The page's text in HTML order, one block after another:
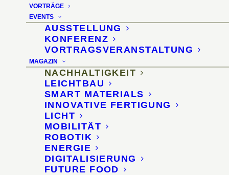
VORTRÄGE
EVENTS
AUSSTELLUNG
KONFERENZ
VORTRAGSVERANSTALTUNG
MAGAZIN
NACHHALTIGKEIT
LEICHTBAU
SMART MATERIALS
INNOVATIVE FERTIGUNG
LICHT
MOBILITÄT
ROBOTIK
ENERGIE
DIGITALISIERUNG
FUTURE FOOD
Phosphorzusatz sorgt für
Neuanordnung der
Polymerketten
2. Februar 2026